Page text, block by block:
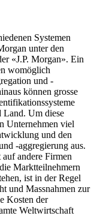
Systemen
unter den
«J.P. Morgan». Ein
womöglich
und -
können grosse
Land. Um diese
Unternehmen viel
und den
-aggregierung aus.
andere Firmen
Marktteilnehmern
ist in der Regel
und Massnahmen zur
Kosten der
Weltwirtschaft